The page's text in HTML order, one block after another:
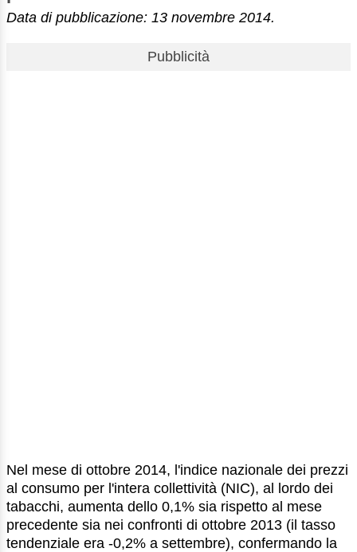
Data di pubblicazione: 13 novembre 2014.
Pubblicità
Nel mese di ottobre 2014, l'indice nazionale dei prezzi
al consumo per l'intera collettività (NIC), al lordo dei
tabacchi, aumenta dello 0,1% sia rispetto al mese
precedente sia nei confronti di ottobre 2013 (il tasso
tendenziale era -0,2% a settembre), confermando la